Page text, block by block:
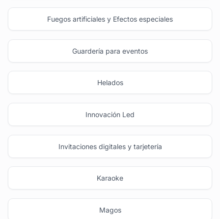
Fuegos artificiales y Efectos especiales
Guardería para eventos
Helados
Innovación Led
Invitaciones digitales y tarjetería
Karaoke
Magos